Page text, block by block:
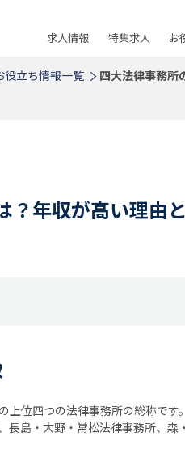
求人情報 特集求人 お
役立ち情報一覧 四大法律事務所
？年収が高い理由
上位四つの法律事務所の総称で
長島・大野・常松法律事務所、森